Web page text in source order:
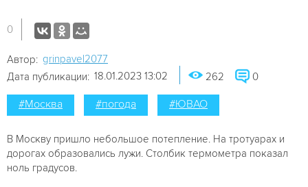
0
Автор: grinpavel2077
Дата публикации: 18.01.2023 13:02 262 0
#Москва #погода #ЮВАО
В Москву пришло небольшое потепление. На тротуарах и
дорогах образовались лужи. Столбик термометра показал
ноль градусов.